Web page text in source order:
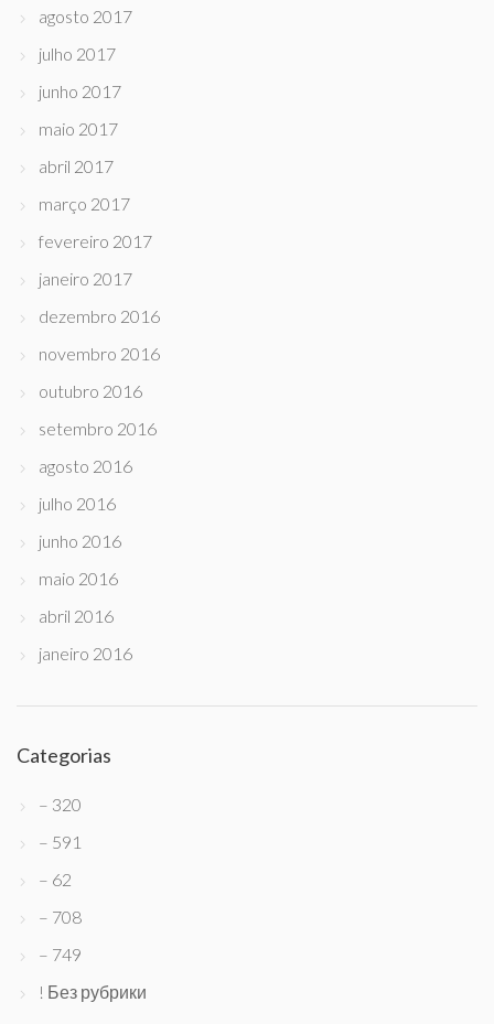
agosto 2017
julho 2017
junho 2017
maio 2017
abril 2017
março 2017
fevereiro 2017
janeiro 2017
dezembro 2016
novembro 2016
outubro 2016
setembro 2016
agosto 2016
julho 2016
junho 2016
maio 2016
abril 2016
janeiro 2016
Categorias
– 320
– 591
– 62
– 708
– 749
! Без рубрики